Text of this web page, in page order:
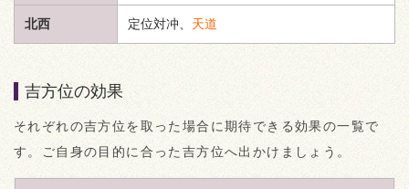
北西 定位対冲、 天道
吉方位の効果
それぞれの吉方位を取った場合に期待できる効果の一覧で
す。ご自身の目的に合った吉方位へ出かけましょう。